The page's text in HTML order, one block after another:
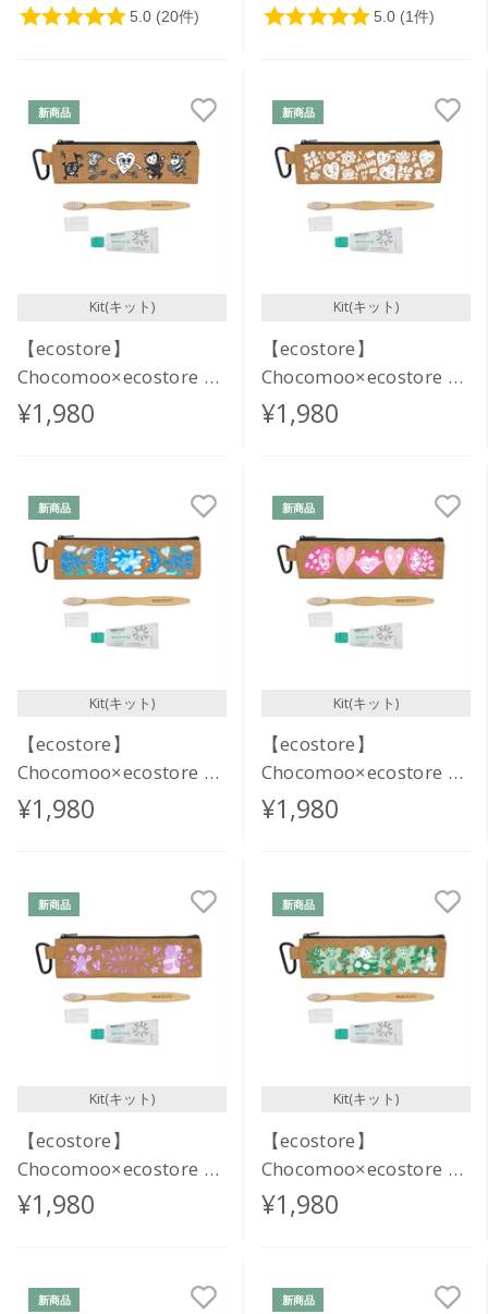
新商品
Kit(キット)
【ecostore】
Chocomoo×ecostore オ
ーラルケアセット
<BASIC>
¥1,980
新商品
Kit(キット)
【ecostore】
Chocomoo×ecostore オ
ーラルケアセット
<BUBBLE>
¥1,980
新商品
Kit(キット)
【ecostore】
Chocomoo×ecostore オ
ーラルケアセット
<MORNING & NIGHT>
¥1,980
新商品
Kit(キット)
【ecostore】
Chocomoo×ecostore オ
ーラルケアセット
<FASHION>
¥1,980
新商品
Kit(キット)
【ecostore】
Chocomoo×ecostore オ
ーラルケアセット
<KINDNESS>
¥1,980
新商品
Kit(キット)
【ecostore】
Chocomoo×ecostore オ
ーラルケアセット
<RELAX>
¥1,980
新商品 新商品